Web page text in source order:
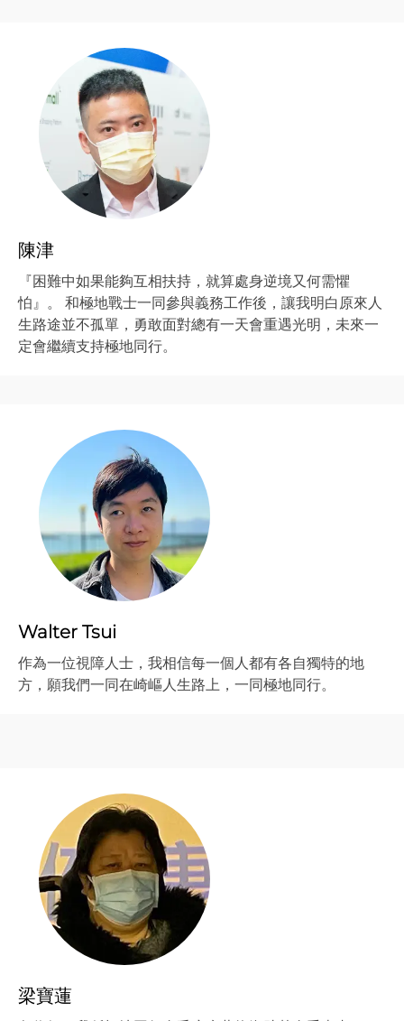
陳津
『困難中如果能夠互相扶持，就算處身逆境又何需懼
怕』。 和極地戰士一同參與義務工作後，讓我明白原來人
生路途並不孤單，勇敢面對總有一天會重遇光明，未來一
定會繼續支持極地同行。
Walter Tsui
作為一位視障人士，我相信每一個人都有各自獨特的地
方，願我們一同在崎嶇人生路上，一同極地同行。
梁寶蓮